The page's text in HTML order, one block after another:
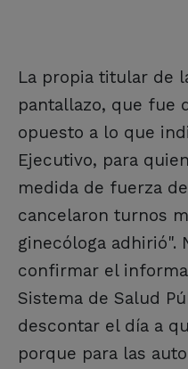
La propia titular de
pantallazo, que fue
opuesto a lo que
Ejecutivo, para
medida de fuerza
cancelaron turnos
ginecóloga adhirió".
confirmar el
Sistema de Salud
descontar el día a
porque para las